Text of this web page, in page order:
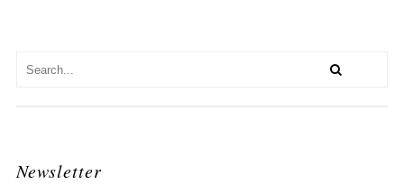
Newsletter